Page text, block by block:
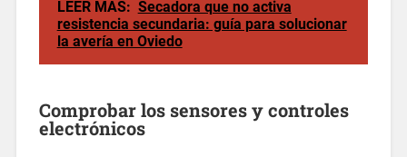
LEER MÁS: Secadora que no activa
resistencia secundaria: guía para solucionar
la avería en Oviedo
Comprobar los sensores y controles
electrónicos